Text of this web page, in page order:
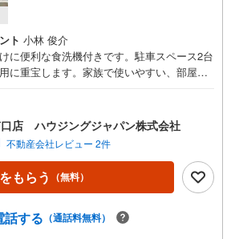
ト 小林 俊介
に便利な食洗機付きです。駐車スペース2台
に重宝します。家族で使いやすい、部屋数
からのご紹介■当社はJR市川駅南口から徒
店がございます！営業時間内（9:00～20:0
曜日）は、下記電話フォームよりお電話を
ムーズに内覧のご案内ができます。ご自宅
寄駅等でお待ち合わせ、弊社へのご来社な
ださいませ。ご希望があれば周辺環境、お客
見学予約をする」ボタンからお問い合わせ
店 ハウジングジャパン株式会社
不動産会社レビュー 2件
もらう （無料）
話する （通話料無料）